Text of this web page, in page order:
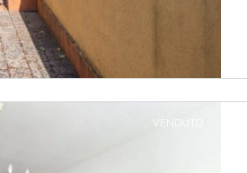
VENDUTO